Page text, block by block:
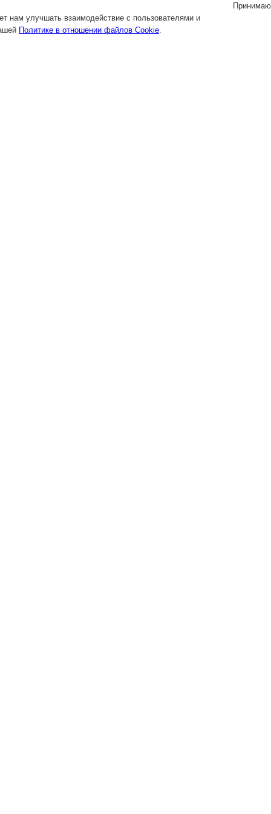
нам улучшать взаимодействие с пользователями и
Политике в отношении файлов Cookie.
Принимаю